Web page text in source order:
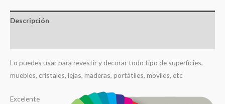
Descripción
Lo puedes usar para revestir y decorar todo tipo de superficies,
muebles, cristales, lejas, maderas, portátiles, moviles, etc
Excelente